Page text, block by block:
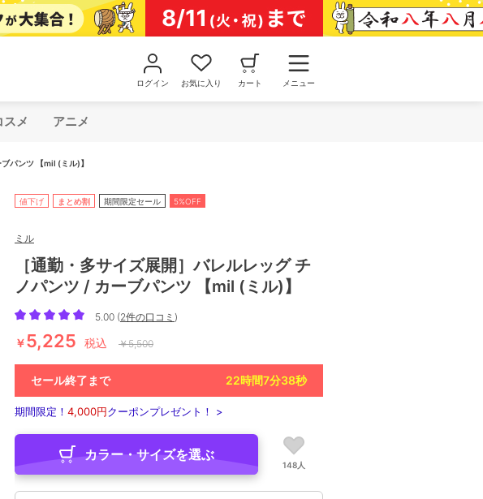
ログイン お気に入り カート メニュー
スメ アニメ
パンツ 【mil (ミル)】
値下げ まとめ割 期間限定セール 5%OFF
ミル
［通勤・多サイズ展開］バレルレッグ チ
ノパンツ / カーブパンツ 【mil (ミル)】
5.00 (2件の口コミ )
￥5,225 税込 ￥5,500
セール終了まで 22時間7分37秒
期間限定！ 4,000円クーポンプレゼント！ >
カラー・サイズを選ぶ
148人